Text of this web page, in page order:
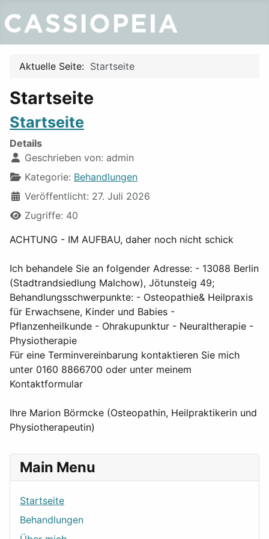
Aktuelle Seite: Startseite
Startseite
Startseite
Details
Geschrieben von: admin
Kategorie: Behandlungen
Veröffentlicht: 27. Juli 2026
Zugriffe: 40
ACHTUNG - IM AUFBAU, daher noch nicht schick
Ich behandele Sie an folgender Adresse: - 13088 Berlin
(Stadtrandsiedlung Malchow), Jötunsteig 49;
Behandlungsschwerpunkte: - Osteopathie& Heilpraxis
für Erwachsene, Kinder und Babies -
Pflanzenheilkunde - Ohrakupunktur - Neuraltherapie -
Physiotherapie
Für eine Terminvereinbarung kontaktieren Sie mich
unter 0160 8866700 oder unter meinem
Kontaktformular
Ihre Marion Börmcke (Osteopathin, Heilpraktikerin und
Physiotherapeutin)
Main Menu
Startseite
Behandlungen